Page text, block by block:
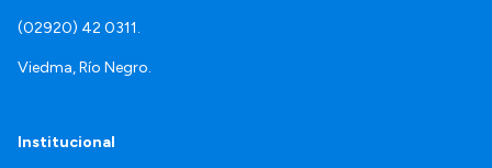
(02920) 42 0311.
Viedma, Río Negro.
Institucional